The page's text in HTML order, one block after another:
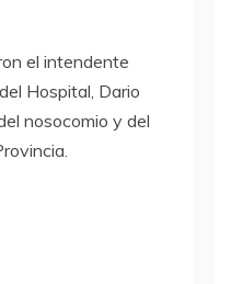
el intendente
Hospital, Dario
nosocomio y del